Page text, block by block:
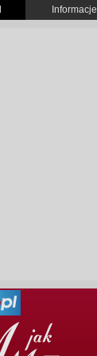
Informacje